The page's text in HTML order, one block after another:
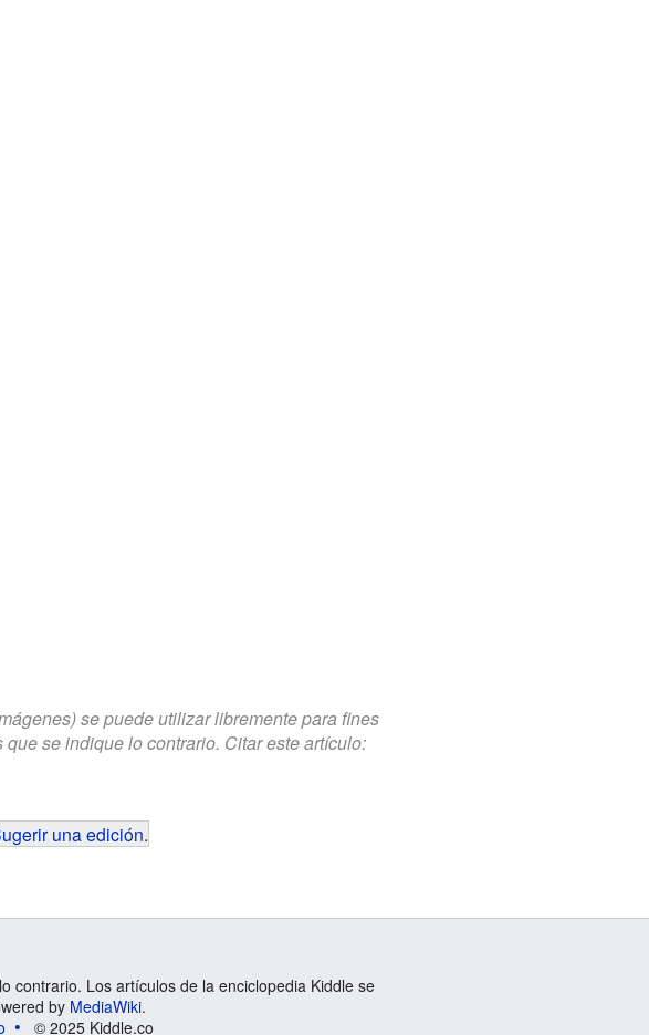
se puede utilizar libremente para fines
se indique lo contrario. Citar este artículo:
una edición.
contrario. Los artículos de la enciclopedia Kiddle se
by MediaWiki.
© 2025 Kiddle.co